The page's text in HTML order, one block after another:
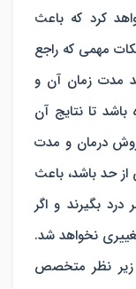
کرد که باعث
مهمی که راجع
مدت زمان آن و
تا نتایج آن
درمان و مدت
از حد باشد، باعث
بگیرند و اگر
نخواهد شد.
نظر متخصص